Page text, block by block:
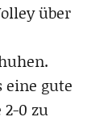
über
eine gute
2-0 zu